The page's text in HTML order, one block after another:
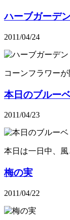
ハーブガーデン
2011/04/24
コーンフラワー
本日のブルー
2011/04/23
本日は一日中、
梅の実
2011/04/22